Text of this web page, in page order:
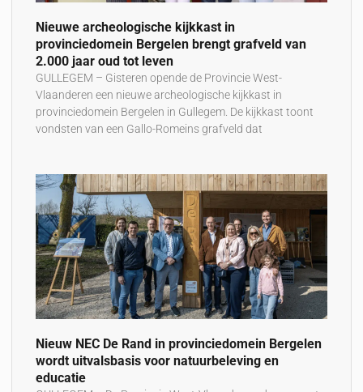
Nieuwe archeologische kijkkast in
provinciedomein Bergelen brengt grafveld van
2.000 jaar oud tot leven
GULLEGEM – Gisteren opende de Provincie West-
Vlaanderen een nieuwe archeologische kijkkast in
provinciedomein Bergelen in Gullegem. De kijkkast toont
vondsten van een Gallo-Romeins grafveld dat
Nieuw NEC De Rand in provinciedomein Bergelen
wordt uitvalsbasis voor natuurbeleving en
educatie